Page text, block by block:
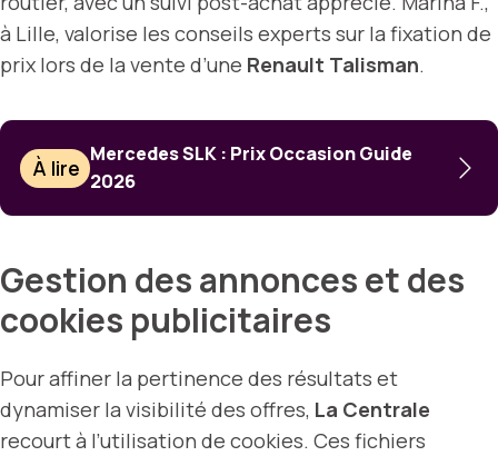
à Lille, valorise les conseils experts sur la fixation de
prix lors de la vente d’une Renault Talisman.
À lire
Mercedes SLK : Prix Occasion Guide
2026
Gestion des annonces et des
cookies publicitaires
Pour affiner la pertinence des résultats et
dynamiser la visibilité des offres, La Centrale
recourt à l’utilisation de cookies. Ces fichiers